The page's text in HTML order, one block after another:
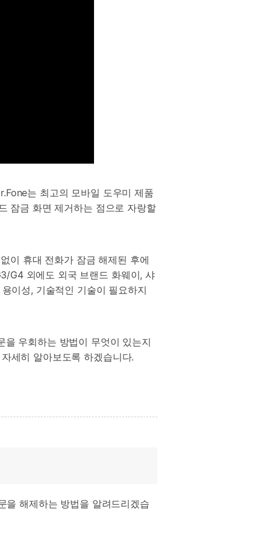
는 최고의 모바일 도우미 제품
잠금 화면 제거하는 점으로 자랑할
이 휴대 전화가 잠금 해제된 후에
G4 외에도 외국 브랜드 화웨이, 샤
이성, 기술적인 기술이 필요하지
우회하는 방법이 무엇이 있는지
세히 알아보도록 하겠습니다.
을 해제하는 방법을 알려드리겠습